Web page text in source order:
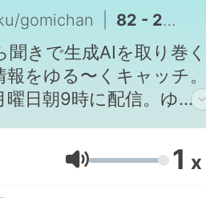
gomichan 82 - 2026年8月3日: Claude 5 Opus登場、GrokとGeminiの車載搭載、SNS断ちからドラクエGeminiまで
聞きで生成AIを取り巻く
報をゆる〜くキャッチ。
曜日朝9時に配信。ゆ
関連トピックを主に取り
番組です。むずかしい話
音量 1 x